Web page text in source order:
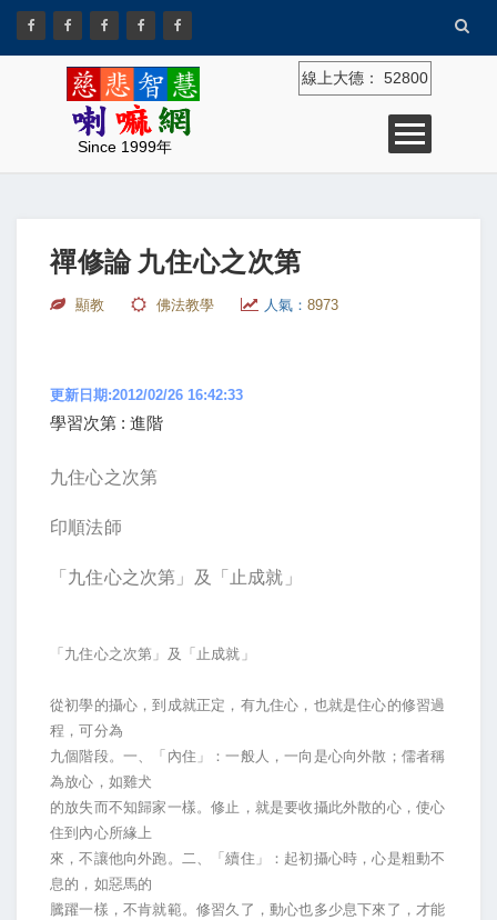
Since 1999年
線上大德： 52800
禪修論 九住心之次第
顯教 佛法教學 人氣： 8973
更新日期:2012/02/26 16:42:33
學習次第 : 進階
九住心之次第
印順法師
「九住心之次第」及「止成就」
「九住心之次第」及「止成就」
從初學的攝心，到成就正定，有九住心，也就是住心的修習過
程，可分為
九個階段。一、「內住」：一般人，一向是心向外散；儒者稱
為放心，如雞犬
的放失而不知歸家一樣。修止，就是要收攝此外散的心，使心
住到內心所緣上
來，不讓他向外跑。二、「續住」：起初攝心時，心是粗動不
息的，如惡馬的
騰躍一樣，不肯就範。修習久了，動心也多少息下來了，才能